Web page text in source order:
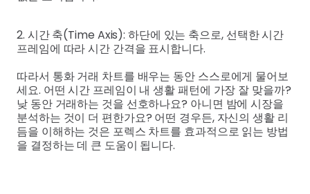
2. 시간 축(Time Axis): 하단에 있는 축으로, 선택한 시간
프레임에 따라 시간 간격을 표시합니다.
따라서 통화 거래 차트를 배우는 동안 스스로에게 물어보
세요. 어떤 시간 프레임이 내 생활 패턴에 가장 잘 맞을까?
낮 동안 거래하는 것을 선호하나요? 아니면 밤에 시장을
분석하는 것이 더 편한가요? 어떤 경우든, 자신의 생활 리
듬을 이해하는 것은 포렉스 차트를 효과적으로 읽는 방법
을 결정하는 데 큰 도움이 됩니다.